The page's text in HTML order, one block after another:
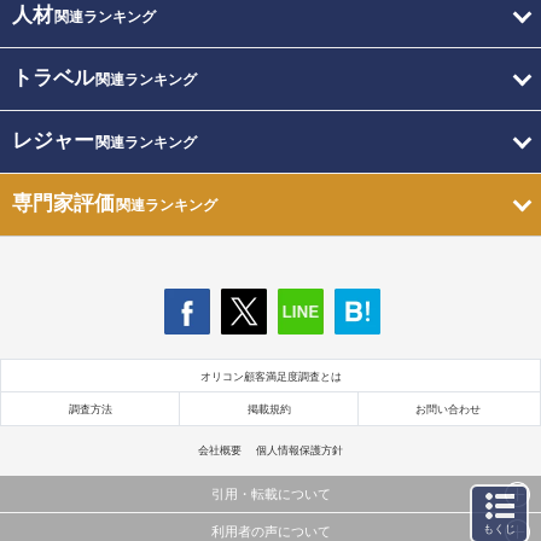
人材関連ランキング
トラベル関連ランキング
レジャー関連ランキング
専門家評価関連ランキング
オリコン顧客満足度調査とは
調査方法 掲載規約 お問い合わせ
会社概要 個人情報保護方針
引用・転載について
当サイトで公開されている情報（文字、写真、イラスト、画像データ等）及びこれらの配置・
利用者の声について もくじ